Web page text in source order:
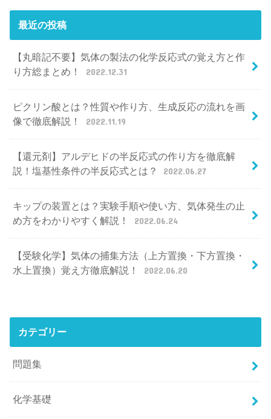
最近の投稿
【丸暗記不要】気体の製法の化学反応式の覚え方と作
り方総まとめ！
2022.12.31
ピクリン酸とは？性質や作り方、生成反応の流れを画
像で徹底解説！
2022.11.19
【還元剤】アルデヒドの半反応式の作り方を徹底解
説！塩基性条件の半反応式とは？
2022.06.27
キップの装置とは？実験手順や使い方、気体発生の止
め方をわかりやすく解説！
2022.06.24
【受験化学】気体の捕集方法（上方置換・下方置換・
水上置換）覚え方徹底解説！
2022.06.20
カテゴリー
問題集
化学基礎